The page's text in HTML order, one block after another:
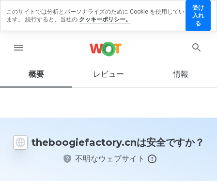
menu
概要 レビュー 情報
theboogiefactory.cnは安全ですか？
不明なウェブサイト
ーを残す
ウェ
を1
5の
で、
このサイトでは分析とパーソナライズのために Cookie を使用してい
ます。 続行すると、当社の クッキーポリシー。
受け
入れ
る